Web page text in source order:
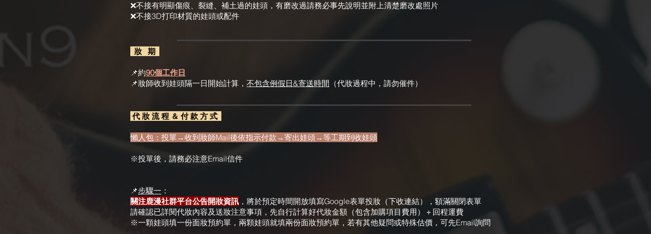
❌不接有明顯傷痕、裂縫、補土過的娃頭，有磨改過請務必事先說明並附上清楚磨改處照片
❌不接3D打印材質的娃頭或配件
妝 期
📌約90個工作日
📌妝師收到娃頭隔一日開始計算， 不包含例假日&寄送時間 （代妝過程中，請勿催件）
代 妝 流 程 ＆ 付 款 方 式
懶人包：投單→收到妝師Mail後依指示付款→寄出娃頭→等工期到收娃頭
※投單後，請務必注意Email信件
📌步驟一 ：
關注鹿漫社群平台公告開妝資訊 ，將於預定時間開放填寫Google表單投妝（下收連結），額滿關閉表單
請確認已詳閱代妝內容及送妝注意事項，先自行計算好代妝金額（包含加購項目費用）＋回程運費
※一顆娃頭填一份面妝預約單，兩顆娃頭就填兩份面妝預約單，若有其他疑問或特殊估價，可先Email詢問